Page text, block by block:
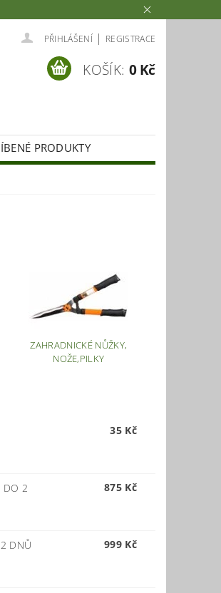
PŘIHLÁŠENÍ | REGISTRACE
KOŠÍK: 0 Kč
PRODUKTY
ZAHRADNICKÉ NŮŽKY,
NOŽE,PILKY
35 Kč
DO 2
875 Kč
DNŮ 999 Kč